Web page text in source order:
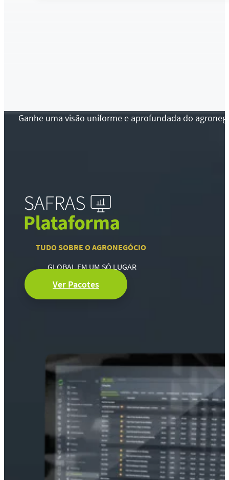
Ganhe uma visão uniforme e aprofundada do
TUDO SOBRE O AGRONEGÓCIO
GLOBAL EM UM SÓ LUGAR
Ver Pacotes